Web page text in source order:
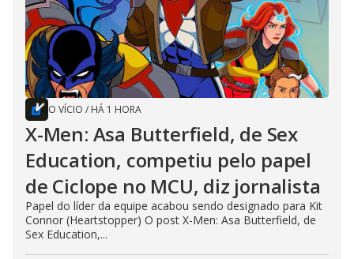
O VÍCIO / HÁ 1 HORA
X-Men: Asa Butterfield, de Sex
Education, competiu pelo papel
de Ciclope no MCU, diz jornalista
Papel do líder da equipe acabou sendo designado para Kit
Connor (Heartstopper) O post X-Men: Asa Butterfield, de
Sex Education,...